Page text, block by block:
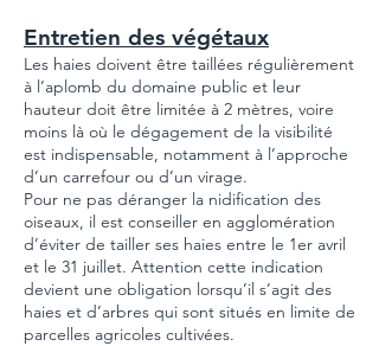
Entretien des végétaux
Les haies doivent être taillées régulièrement
à l’aplomb du domaine public et leur
hauteur doit être limitée à 2 mètres, voire
moins là où le dégagement de la visibilité
est indispensable, notamment à l’approche
d’un carrefour ou d’un virage.
Pour ne pas déranger la nidification des
oiseaux, il est conseiller en agglomération
d’éviter de tailler ses haies entre le 1er avril
et le 31 juillet. Attention cette indication
devient une obligation lorsqu’il s’agit des
haies et d’arbres qui sont situés en limite de
parcelles agricoles cultivées.